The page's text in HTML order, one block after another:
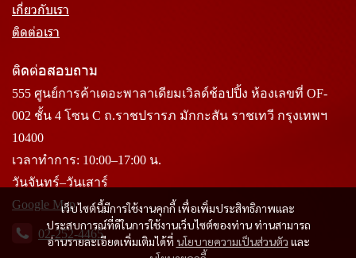
เว็บไซต์นี้มีการใช้งานคุกกี้ เพื่อเพิ่มประสิทธิภาพและ
ประสบการณ์ที่ดีในการใช้งานเว็บไซต์ของท่าน ท่านสามารถ
อ่านรายละเอียดเพิ่มเติมได้ที่ นโยบายความเป็นส่วนตัว และ
เกี่ยวกับเรา
ติดต่อเรา
ติดต่อสอบถาม
555 ศูนย์การค้าเดอะพาลาเดียมเวิลด์ช้อปปิ้ง ห้องเลขที่ OF-
002 ชั้น 4 โซน C ถ.ราชปรารภ มักกะสัน ราชเทวี กรุงเทพฯ
10400
เวลาทำการ: 10:00–17:00 น.
วันจันทร์–วันเสาร์
Google Map
02-252-4465